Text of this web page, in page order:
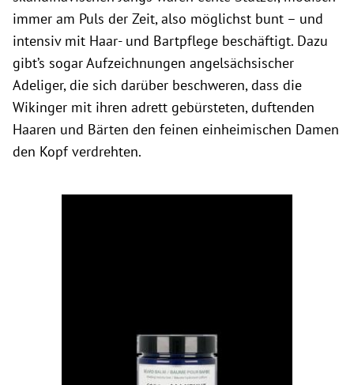
immer am Puls der Zeit, also möglichst bunt – und
intensiv mit Haar- und Bartpflege beschäftigt. Dazu
gibt’s sogar Aufzeichnungen angelsächsischer
Adeliger, die sich darüber beschweren, dass die
Wikinger mit ihren adrett gebürsteten, duftenden
Haaren und Bärten den feinen einheimischen Damen
den Kopf verdrehten.